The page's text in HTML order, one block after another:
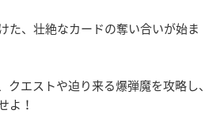
た、壮絶なカードの奪い合いが始ま
クエストや迫り来る爆弾魔を攻略し、
よ！